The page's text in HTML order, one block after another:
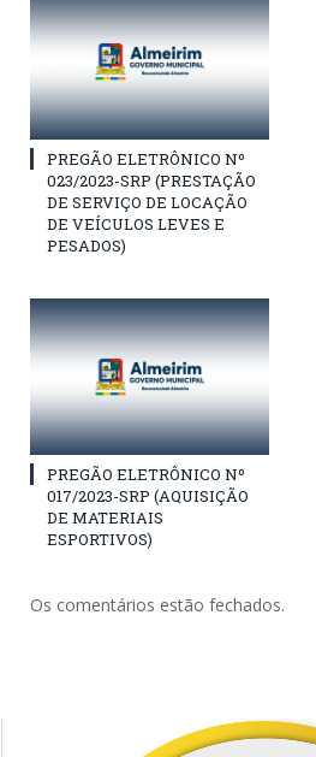
PREGÃO ELETRÔNICO Nº
023/2023-SRP (PRESTAÇÃO
DE SERVIÇO DE LOCAÇÃO
DE VEÍCULOS LEVES E
PESADOS)
PREGÃO ELETRÔNICO Nº
017/2023-SRP (AQUISIÇÃO
DE MATERIAIS
ESPORTIVOS)
Os comentários estão fechados.